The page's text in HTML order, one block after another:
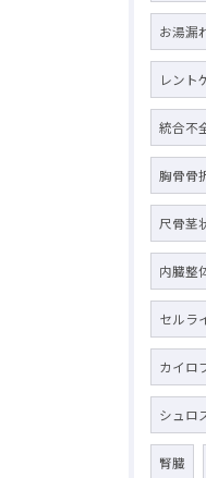
お湯漏
レント
統合不
胸骨骨
尺骨茎
内臓整
セルラ
カイロ
シュロ
腎臓